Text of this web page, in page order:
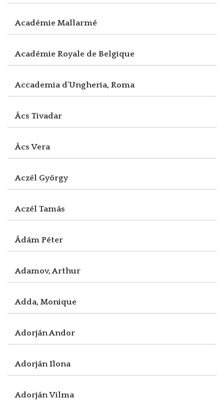
Académie Mallarmé
Académie Royale de Belgique
Accademia d'Ungheria, Roma
Ács Tivadar
Ács Vera
Aczél György
Aczél Tamás
Ádám Péter
Adamov, Arthur
Adda, Monique
Adorján Andor
Adorján Ilona
Adorján Vilma